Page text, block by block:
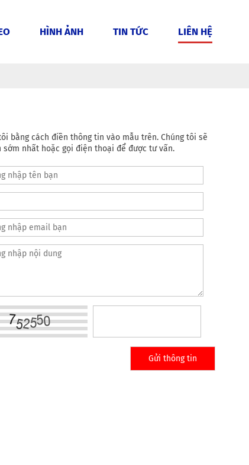
HÌNH ẢNH TIN TỨC LIÊN HỆ
bằng cách điền thông tin vào mẫu trên. Chúng tôi sẽ
nhất hoặc gọi điện thoại để được tư vấn.